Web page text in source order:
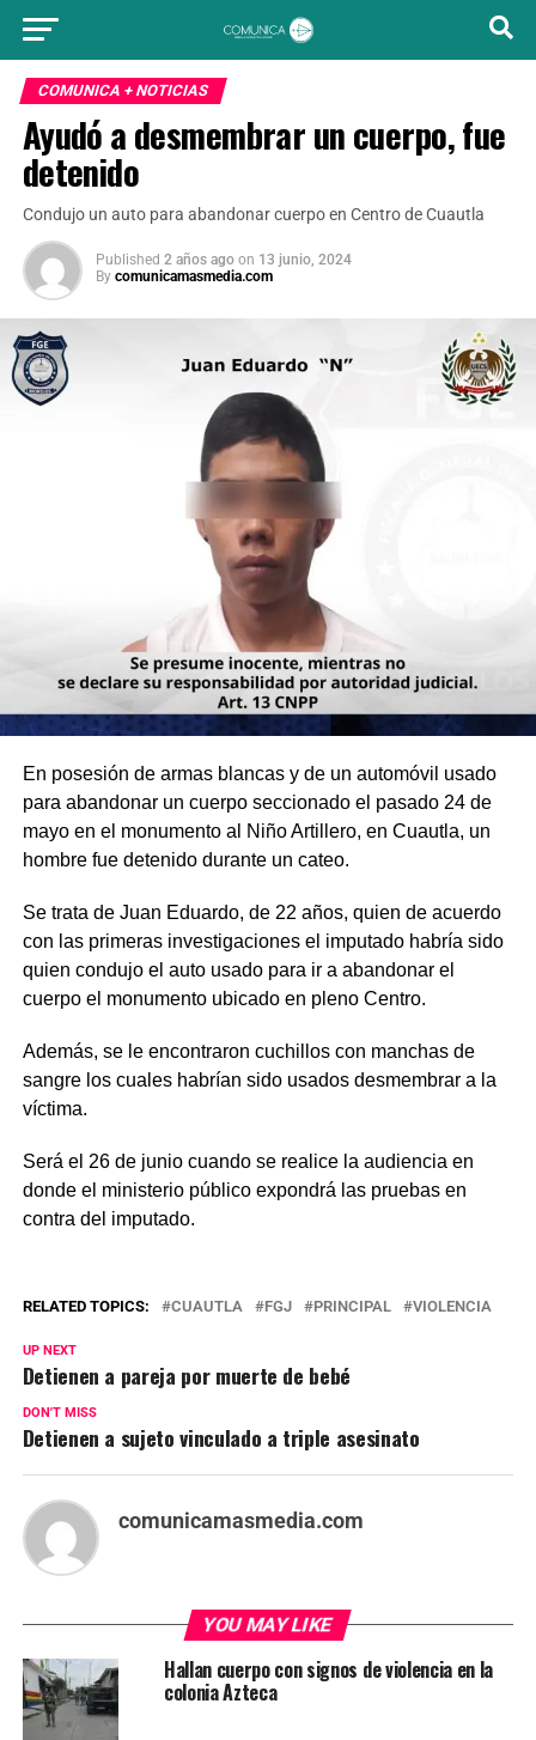
COMUNICA + NOTICIAS
Ayudó a desmembrar un cuerpo, fue
detenido
Condujo un auto para abandonar cuerpo en Centro de Cuautla
Published 2 años ago on 13 junio, 2024
By comunicamasmedia.com
En posesión de armas blancas y de un automóvil usado
para abandonar un cuerpo seccionado el pasado 24 de
mayo en el monumento al Niño Artillero, en Cuautla, un
hombre fue detenido durante un cateo.
Se trata de Juan Eduardo, de 22 años, quien de acuerdo
con las primeras investigaciones el imputado habría sido
quien condujo el auto usado para ir a abandonar el
cuerpo el monumento ubicado en pleno Centro.
Además, se le encontraron cuchillos con manchas de
sangre los cuales habrían sido usados desmembrar a la
víctima.
Será el 26 de junio cuando se realice la audiencia en
donde el ministerio público expondrá las pruebas en
contra del imputado.
RELATED TOPICS: CUAUTLA FGJ PRINCIPAL VIOLENCIA
UP NEXT
Detienen a pareja por muerte de bebé
DON'T MISS
Detienen a sujeto vinculado a triple asesinato
comunicamasmedia.com
YOU MAY LIKE
Hallan cuerpo con signos de violencia en la
colonia Azteca